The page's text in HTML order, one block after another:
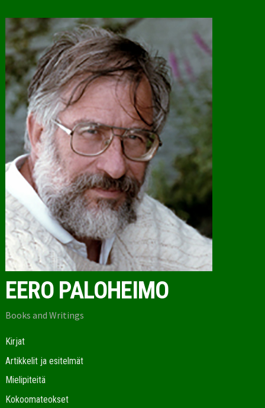
EERO PALOHEIMO
Books and Writings
Kirjat
Artikkelit ja esitelmät
Mielipiteitä
Kokoomateokset